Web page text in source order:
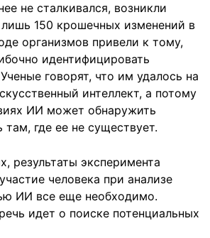
не сталкивался, возникли
150 крошечных изменений в
организмов привели к тому,
идентифицировать
говорят, что им удалось на
интеллект, а потому
ИИ может обнаружить
где ее не существует.
результаты эксперимента
человека при анализе
ИИ все еще необходимо.
идет о поиске потенциальных